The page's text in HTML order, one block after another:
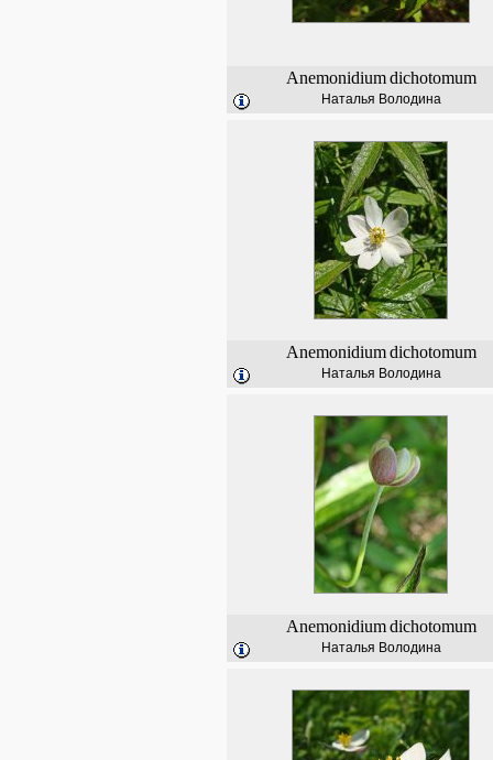
Anemonidium dichotomum
Наталья Володина
Anemonidium dichotomum
Наталья Володина
Anemonidium dichotomum
Наталья Володина